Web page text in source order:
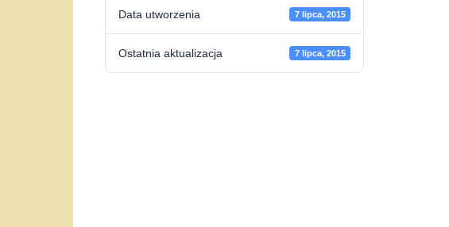
Data utworzenia 7 lipca, 2015
Ostatnia aktualizacja 7 lipca, 2015